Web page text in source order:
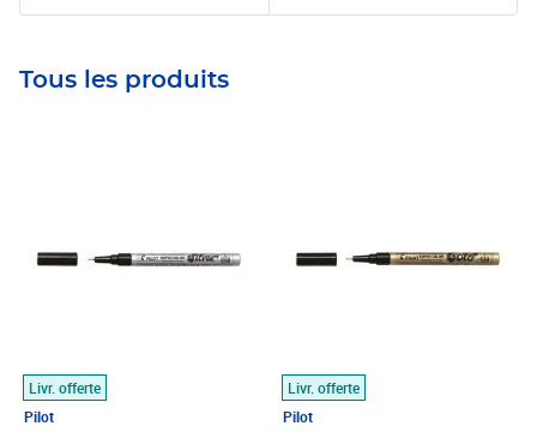
Tous les produits
Livr. offerte
Pilot
Livr. offerte
Pilot